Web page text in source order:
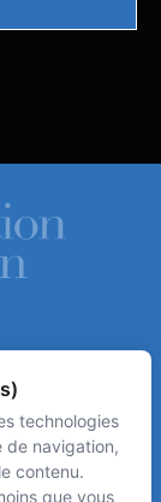
technologies
de navigation,
contenu.
que vous